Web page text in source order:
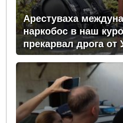
Арестуваха
наркобос в наш
прекарвал дрога от
ЕС